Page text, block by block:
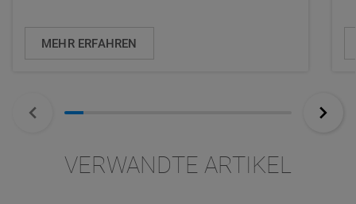
MEHR ERFAHREN
VERWANDTE ARTIKEL